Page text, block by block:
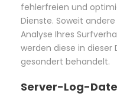
fehlerfreien und
Dienste. Soweit
Analyse Ihres
werden diese in
gesondert behandelt.
Server-Log-